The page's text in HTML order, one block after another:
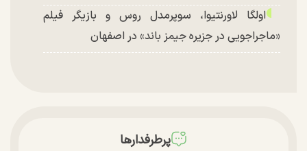
اولگا لاورنتیوا، سوپرمدل روس و بازیگر فیلم
«ماجراجویی در جزیره جیمز باند» در اصفهان
پرطرفدارها